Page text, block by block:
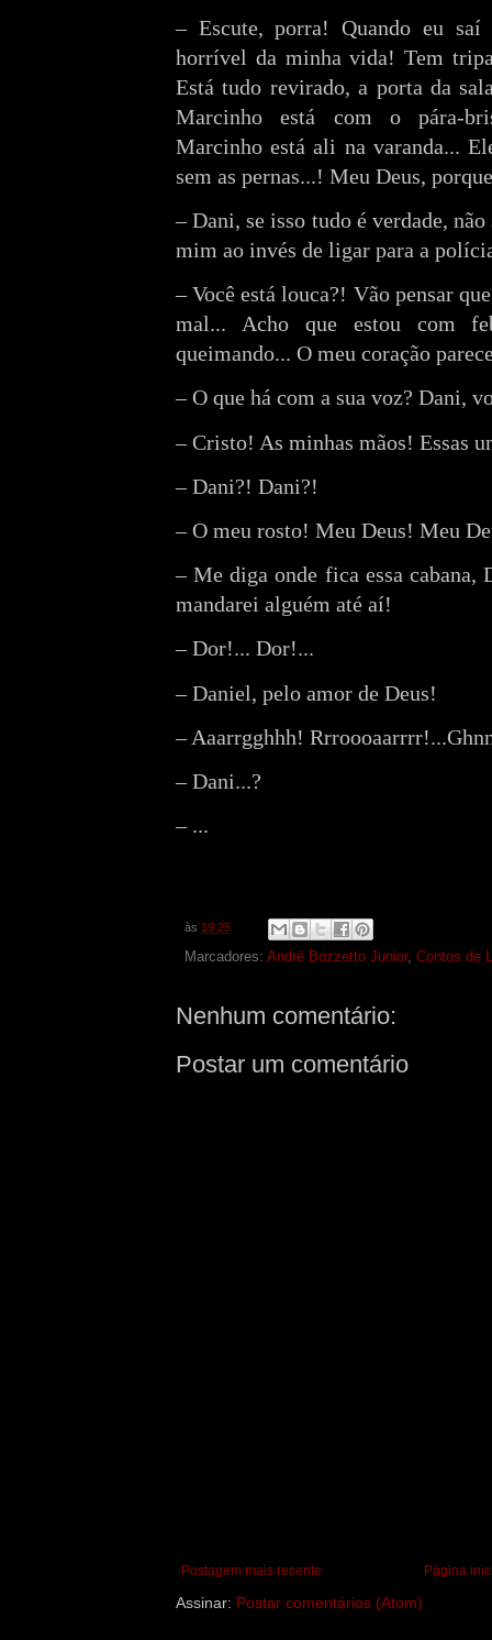
– Escute, porra! Quando eu
horrível da minha vida! Tem
Está tudo revirado, a porta da
Marcinho está com o pára-
Marcinho está ali na varanda...
sem as pernas...! Meu Deus,
– Dani, se isso tudo é verdade,
mim ao invés de ligar para a
– Você está louca?! Vão pensar
mal... Acho que estou com
queimando... O meu coração
– O que há com a sua voz? Dani,
– Cristo! As minhas mãos! Essas
– Dani?! Dani?!
– O meu rosto! Meu Deus! Meu
– Me diga onde fica essa cabana,
mandarei alguém até aí!
– Dor!... Dor!...
– Daniel, pelo amor de Deus!
– Aaarrgghhh!
– Dani...?
– ...
às 19:25
Marcadores: André Bozzetto Junior, Contos de
Nenhum comentário:
Postar um comentário
Postagem mais recente Página
Assinar: Postar comentários (Atom)